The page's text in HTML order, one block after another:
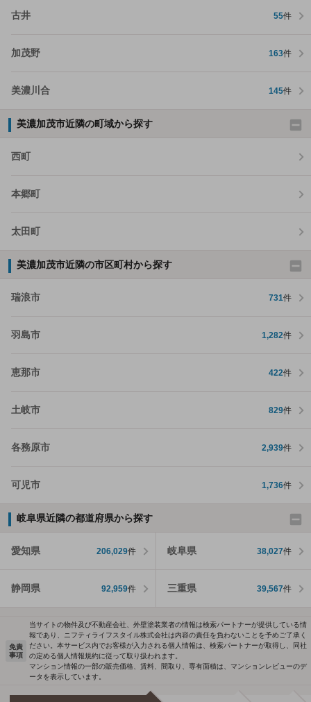
古井 55件
加茂野 163件
美濃川合 145件
美濃加茂市近隣の町域から探す
西町
本郷町
太田町
美濃加茂市近隣の市区町村から探す
瑞浪市 731件
羽島市 1,282件
恵那市 422件
土岐市 829件
各務原市 2,939件
可児市 1,736件
岐阜県近隣の都道府県から探す
愛知県 206,029件 岐阜県 38,027件
静岡県 92,959件 三重県 39,567件
免責
事項
当サイトの物件及び不動産会社、外壁塗装業者の情報は検索パートナーが提供している情
報であり、ニフティライフスタイル株式会社は内容の責任を負わないことを予めご了承く
ださい。本サービス内でお客様が入力される個人情報は、検索パートナーが取得し、同社
の定める個人情報規約に従って取り扱われます。
マンション情報の一部の販売価格、賃料、間取り、専有面積は、マンションレビューのデ
ータを表示しています。